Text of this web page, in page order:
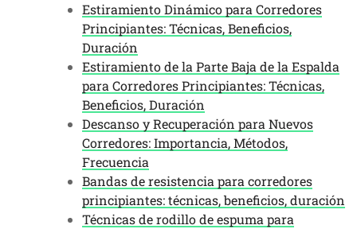
Estiramiento Dinámico para Corredores
Principiantes: Técnicas, Beneficios,
Duración
Estiramiento de la Parte Baja de la Espalda
para Corredores Principiantes: Técnicas,
Beneficios, Duración
Descanso y Recuperación para Nuevos
Corredores: Importancia, Métodos,
Frecuencia
Bandas de resistencia para corredores
principiantes: técnicas, beneficios, duración
Técnicas de rodillo de espuma para